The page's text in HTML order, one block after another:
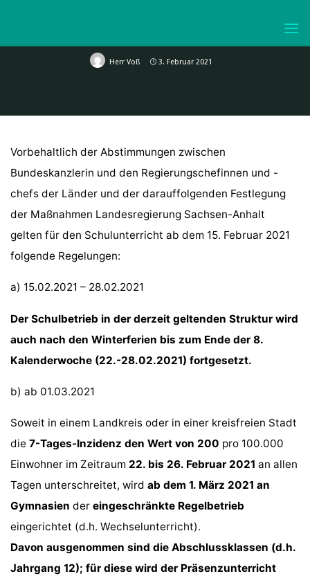
contentJOACHIM-
FRIEDRICH-
Herr Voß 3. Februar 2021
Vorbehaltlich der Abstimmungen zwischen
Bundeskanzlerin und den Regierungschefinnen und -
chefs der Länder und der darauffolgenden Festlegung
der Maßnahmen Landesregierung Sachsen-Anhalt
gelten für den Schulunterricht ab dem 15. Februar 2021
folgende Regelungen:
a) 15.02.2021 – 28.02.2021
Der Schulbetrieb in der derzeit geltenden Struktur wird
auch nach den Winterferien bis zum Ende der 8.
Kalenderwoche (22.-28.02.2021) fortgesetzt.
b) ab 01.03.2021
Soweit in einem Landkreis oder in einer kreisfreien Stadt
die7-Tages-Inzidenz den Wert von 200 pro 100.000
Einwohner im Zeitraum22. bis 26. Februar 2021 an allen
Tagen unterschreitet, wirdab dem 1. März 2021 an
Gymnasiendereingeschränkte Regelbetrieb
eingerichtet (d.h. Wechselunterricht).
Davon ausgenommen sind die Abschlussklassen (d.h.
Jahrgang 12); für diese wird der Präsenzunterricht